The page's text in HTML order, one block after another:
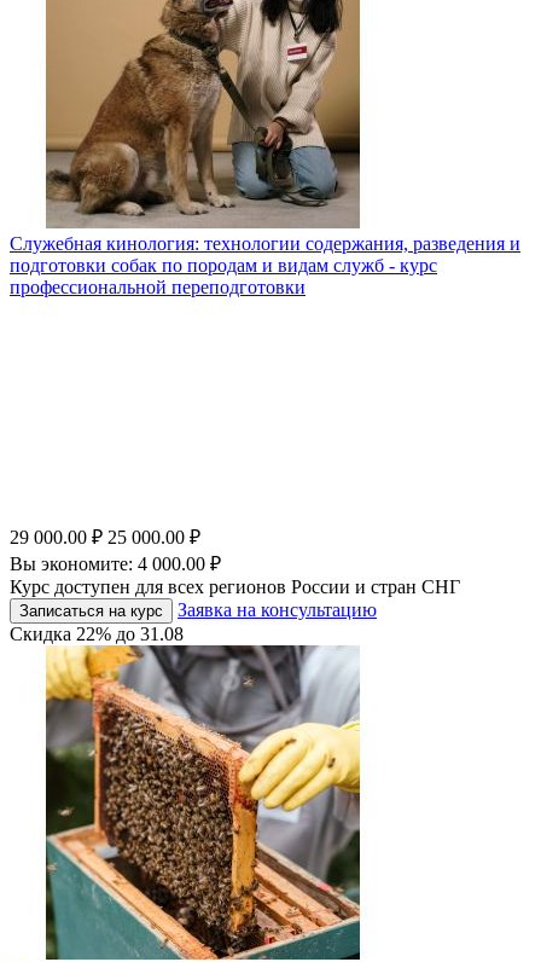
Служебная кинология: технологии содержания, разведения и
подготовки собак по породам и видам служб - курс
профессиональной переподготовки
29 000.00 ₽ 25 000.00 ₽
Вы экономите: 4 000.00 ₽
Курс доступен для всех регионов России и стран СНГ
Записаться на курс
Заявка на консультацию
Скидка 22% до 31.08